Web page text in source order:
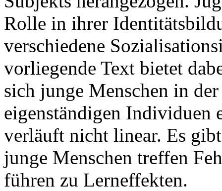
Rolle in ihrer
verschiedene
vorliegende Text bietet
sich junge Menschen in
eigenständigen
verläuft nicht linear. Es
junge Menschen treffen
führen zu Lerneffekten.